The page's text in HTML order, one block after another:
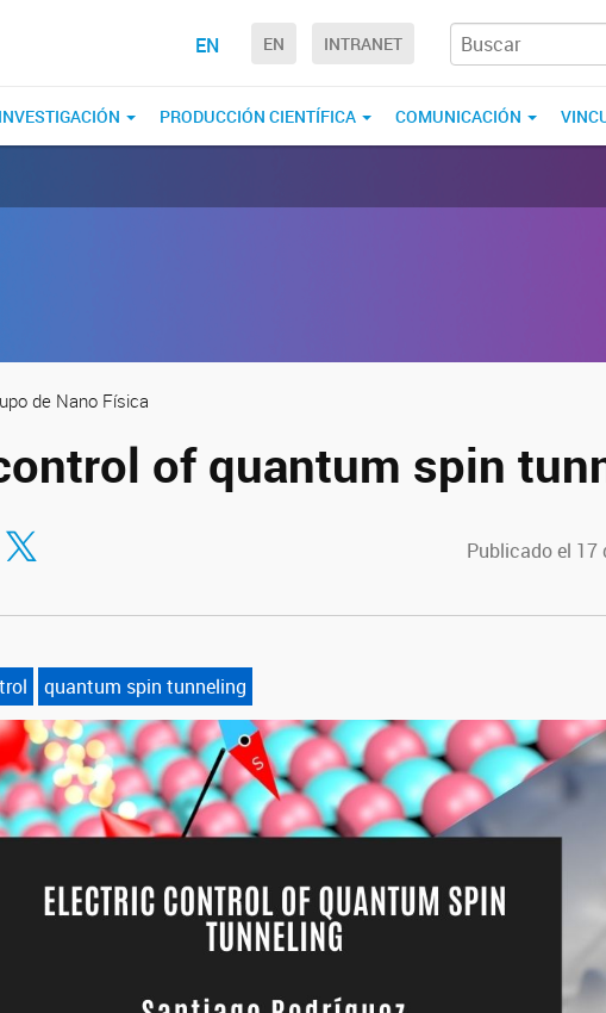
EN EN INTRANET
PRODUCCIÓN CIENTÍFICA COMUNICACIÓN
de Nano Física
of quantum spin
en Facebook
Compartir en Twitter Publicado el 17
quantum spin tunneling